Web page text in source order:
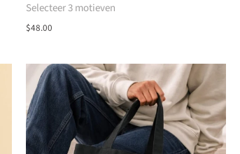
Selecteer 3 motieven
$48.00